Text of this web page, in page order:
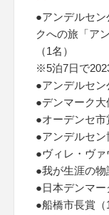
●アンデルセ
クへの旅「ア
（1名）
※5泊7日で
●アンデルセン
●デンマーク大
●オーデンセ市
●アンデルセン
●ヴィレ・ヴァ
●我が生涯の物
●日本デンマー
●船橋市長賞（